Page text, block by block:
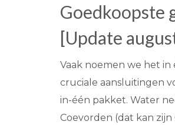
Goedkoopste
[Update
Vaak noemen we het in
cruciale aansluitingen
in-één pakket. Water
Coevorden (dat kan